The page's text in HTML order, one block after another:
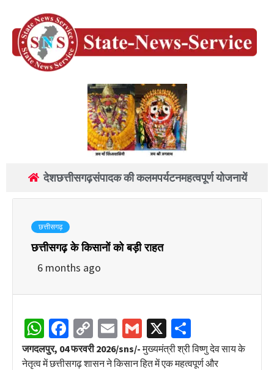
देशछत्तीसगढ़संपादक की कलमपर्यटनमहत्वपूर्ण योजनायें
छत्तीसगढ़
छत्तीसगढ़ के किसानों को बड़ी राहत
6 months ago
WhatsApp
Facebook
Copy
Link
EmailGmail
X
जगदलपुर, 04 फरवरी 2026/sns/-मुख्यमंत्री श्री विष्णु देव साय के
नेतृत्व में छत्तीसगढ़ शासन ने किसान हित में एक महत्वपूर्ण और